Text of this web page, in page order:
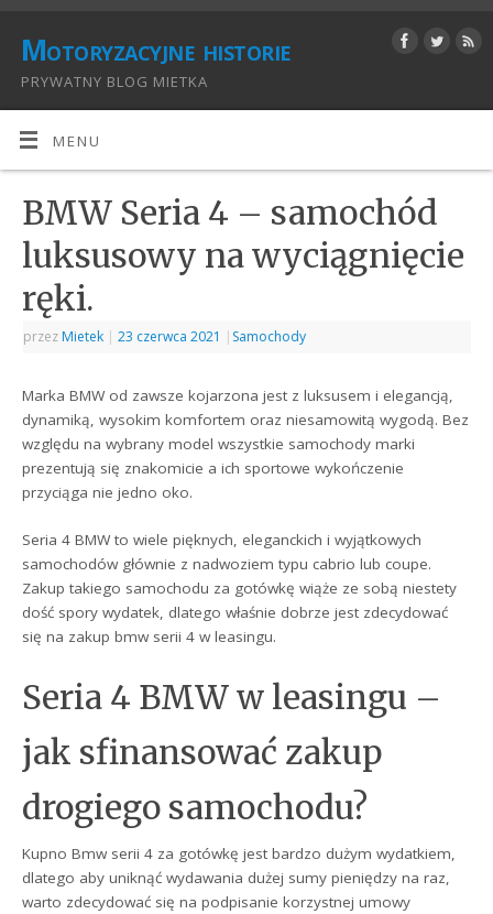
Motoryzacyjne historie
PRYWATNY BLOG MIETKA
MENU
BMW Seria 4 – samochód
luksusowy na wyciągnięcie
ręki.
przez Mietek | 23 czerwca 2021 | Samochody
Marka BMW od zawsze kojarzona jest z luksusem i elegancją,
dynamiką, wysokim komfortem oraz niesamowitą wygodą. Bez
względu na wybrany model wszystkie samochody marki
prezentują się znakomicie a ich sportowe wykończenie
przyciąga nie jedno oko.
Seria 4 BMW to wiele pięknych, eleganckich i wyjątkowych
samochodów głównie z nadwoziem typu cabrio lub coupe.
Zakup takiego samochodu za gotówkę wiąże ze sobą niestety
dość spory wydatek, dlatego właśnie dobrze jest zdecydować
się na zakup bmw serii 4 w leasingu.
Seria 4 BMW w leasingu –
jak sfinansować zakup
drogiego samochodu?
Kupno Bmw serii 4 za gotówkę jest bardzo dużym wydatkiem,
dlatego aby uniknąć wydawania dużej sumy pieniędzy na raz,
warto zdecydować się na podpisanie korzystnej umowy